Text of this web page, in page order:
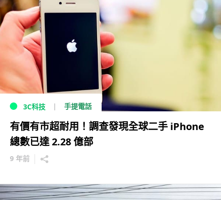
3C科技 手提電話
有價有市超耐用！調查發現全球二手 iPhone
總數已達 2.28 億部
9 年前